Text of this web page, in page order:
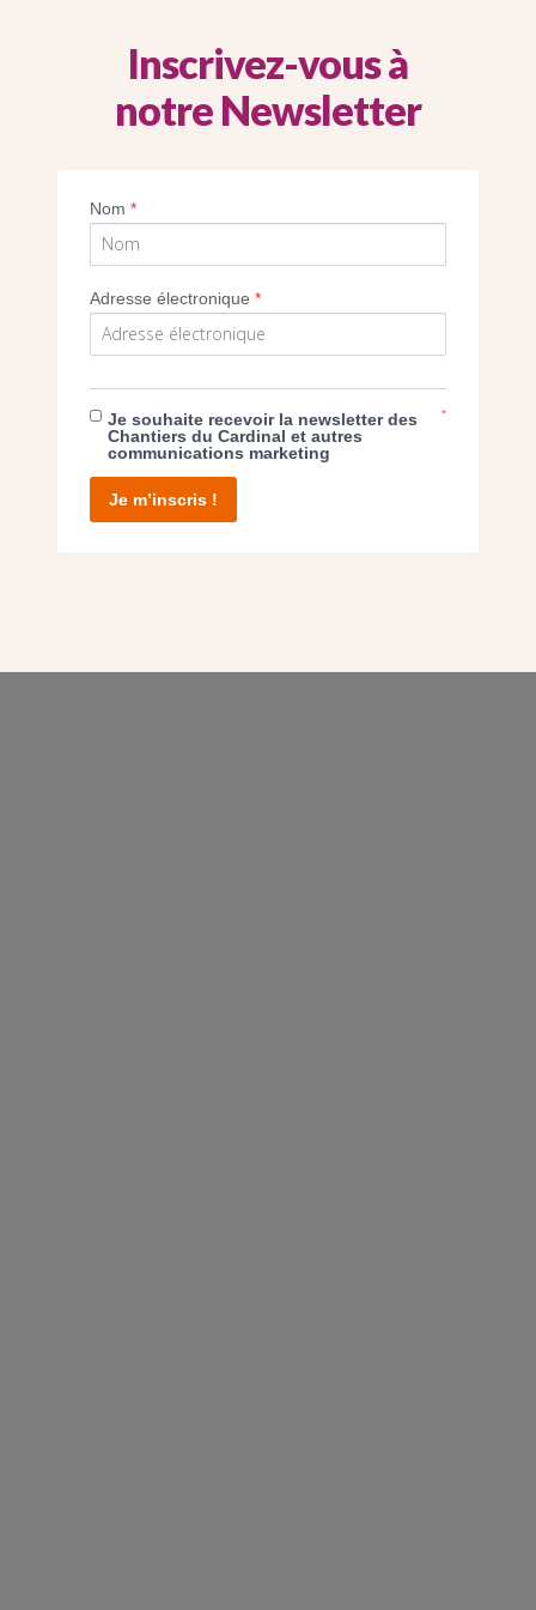
NOUS PERMET D’AGIR
facebooktwitteryoutubelinkedininstagramPinterest
Inscrivez-vous à
notre Newsletter
Nom*
Adresse électronique*
Je souhaite recevoir la newsletter des
Chantiers du Cardinal et autres
communications marketing
*
Je m’inscris !